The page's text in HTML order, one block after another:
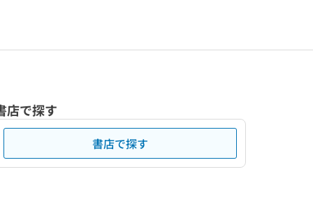
店で探す
書店で探す